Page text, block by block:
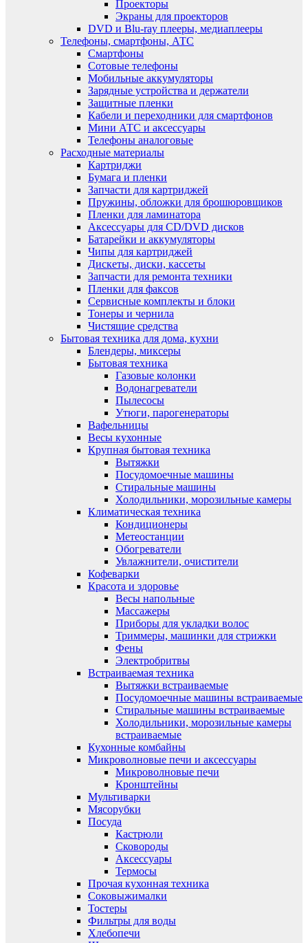
Проекторы
Экраны для проекторов
DVD и Blu-ray плееры, медиаплееры
Телефоны, смартфоны, АТС
Смартфоны
Сотовые телефоны
Мобильные аккумуляторы
Зарядные устройства и держатели
Защитные пленки
Кабели и переходники для смартфонов
Мини АТС и аксессуары
Телефоны аналоговые
Расходные материалы
Картриджи
Бумага и пленки
Запчасти для картриджей
Пружины, обложки для брошюровщиков
Пленки для ламинатора
Аксессуары для CD/DVD дисков
Батарейки и аккумуляторы
Чипы для картриджей
Дискеты, диски, кассеты
Запчасти для ремонта техники
Пленки для факсов
Сервисные комплекты и блоки
Тонеры и чернила
Чистящие средства
Бытовая техника для дома, кухни
Блендеры, миксеры
Бытовая техника
Газовые колонки
Водонагреватели
Пылесосы
Утюги, парогенераторы
Вафельницы
Весы кухонные
Крупная бытовая техника
Вытяжки
Посудомоечные машины
Стиральные машины
Холодильники, морозильные камеры
Климатическая техника
Кондиционеры
Метеостанции
Обогреватели
Увлажнители, очистители
Кофеварки
Красота и здоровье
Весы напольные
Массажеры
Приборы для укладки волос
Триммеры, машинки для стрижки
Фены
Электробритвы
Встраиваемая техника
Вытяжки встраиваемые
Посудомоечные машины встраиваемые
Стиральные машины встраиваемые
Холодильники, морозильные камеры
встраиваемые
Кухонные комбайны
Микроволновые печи и аксессуары
Микроволновые печи
Кронштейны
Мультиварки
Мясорубки
Посуда
Кастрюли
Сковороды
Аксессуары
Термосы
Прочая кухонная техника
Соковыжималки
Тостеры
Фильтры для воды
Хлебопечи